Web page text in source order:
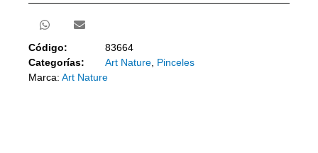
Código:
83664
Categorías:
Art Nature Pinceles
Marca: Art Nature